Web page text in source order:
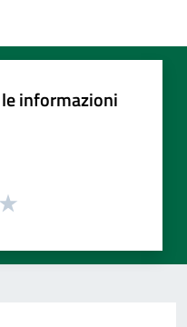
informazioni